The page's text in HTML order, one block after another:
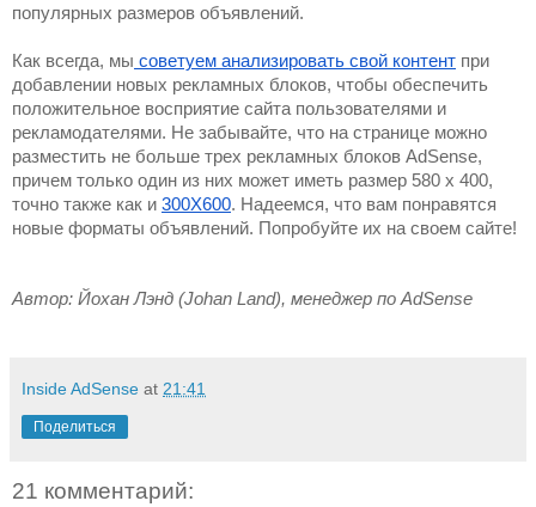
популярных размеров объявлений.
Как всегда, мы советуем анализировать свой контент при
добавлении новых рекламных блоков, чтобы обеспечить
положительное восприятие сайта пользователями и
рекламодателями. Не забывайте, что на странице можно
разместить не больше трех рекламных блоков AdSense,
причем только один из них может иметь размер 580 x 400,
точно также как и 300Х600. Надеемся, что вам понравятся
новые форматы объявлений. Попробуйте их на своем сайте!
Автор: Йохан Лэнд (Johan Land), менеджер по AdSense
Inside AdSense at 21:41
Поделиться
21 комментарий: